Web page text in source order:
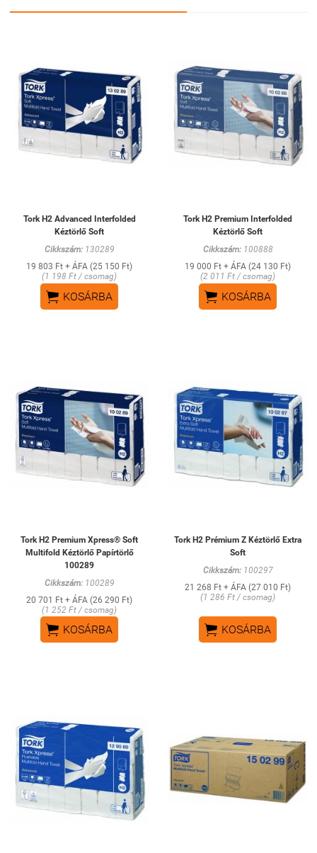
Tork H2 Advanced Interfolded
Kéztörlő Soft
Cikkszám:130289
19 803 Ft + ÁFA (25 150 Ft)
(1 198 Ft / csomag)
 KOSÁRBA
Tork H2 Premium Interfolded
Kéztörlő Soft
Cikkszám:100888
19 000 Ft + ÁFA (24 130 Ft)
(2 011 Ft / csomag)
 KOSÁRBA
Tork H2 Premium Xpress® Soft
Multifold Kéztörlő Papírtörlő
100289
Cikkszám:100289
20 701 Ft + ÁFA (26 290 Ft)
(1 252 Ft / csomag)
 KOSÁRBA
Tork H2 Prémium Z Kéztörlő Extra
Soft
Cikkszám:100297
21 268 Ft + ÁFA (27 010 Ft)
(1 286 Ft / csomag)
 KOSÁRBA